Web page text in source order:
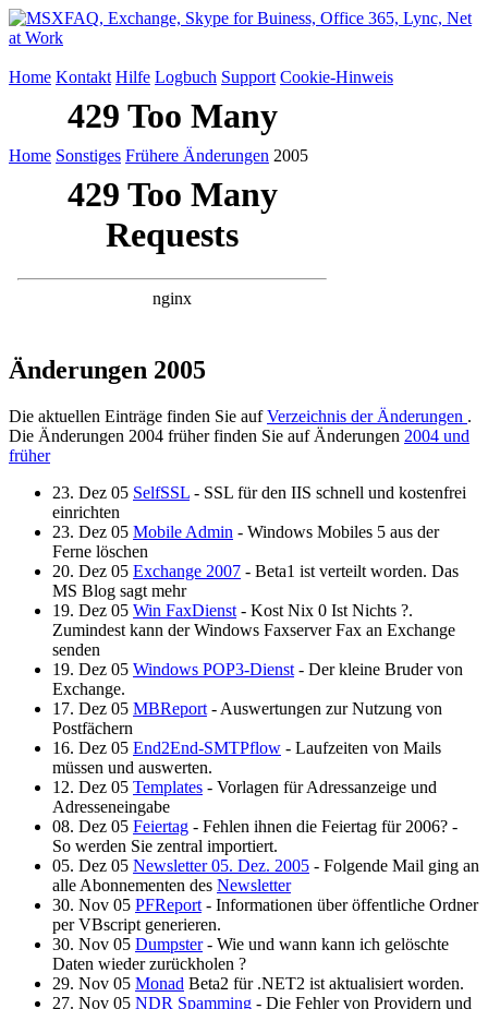
Home Kontakt Hilfe Logbuch Support Cookie-Hinweis
Home Sonstiges Frühere Änderungen 2005
Änderungen 2005
Die aktuellen Einträge finden Sie aufVerzeichnis der Änderungen .
Die Änderungen 2004 früher finden Sie auf Änderungen 2004 und
früher
23. Dez 05 SelfSSL - SSL für den IIS schnell und kostenfrei
einrichten
23. Dez 05 Mobile Admin - Windows Mobiles 5 aus der
Ferne löschen
20. Dez 05 Exchange 2007 - Beta1 ist verteilt worden. Das
MS Blog sagt mehr
19. Dez 05 Win FaxDienst - Kost Nix 0 Ist Nichts ?.
Zumindest kann der Windows Faxserver Fax an Exchange
senden
19. Dez 05 Windows POP3-Dienst - Der kleine Bruder von
Exchange.
17. Dez 05 MBReport - Auswertungen zur Nutzung von
Postfächern
16. Dez 05 End2End-SMTPflow - Laufzeiten von Mails
müssen und auswerten.
12. Dez 05 Templates - Vorlagen für Adressanzeige und
Adresseneingabe
08. Dez 05 Feiertag - Fehlen ihnen die Feiertag für 2006? -
So werden Sie zentral importiert.
05. Dez 05 Newsletter 05. Dez. 2005 - Folgende Mail ging an
alle Abonnementen des Newsletter
30. Nov 05 PFReport - Informationen über öffentliche Ordner
per VBscript generieren.
30. Nov 05 Dumpster- Wie und wann kann ich gelöschte
Daten wieder zurückholen ?
29. Nov 05 Monad Beta2 für .NET2 ist aktualisiert worden.
27. Nov 05 NDR Spamming - Die Fehler von Providern und